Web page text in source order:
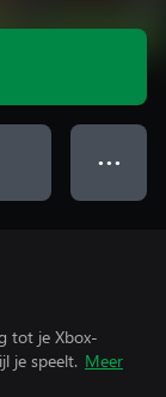
● ● ●
tot je Xbox-
je speelt. Meer